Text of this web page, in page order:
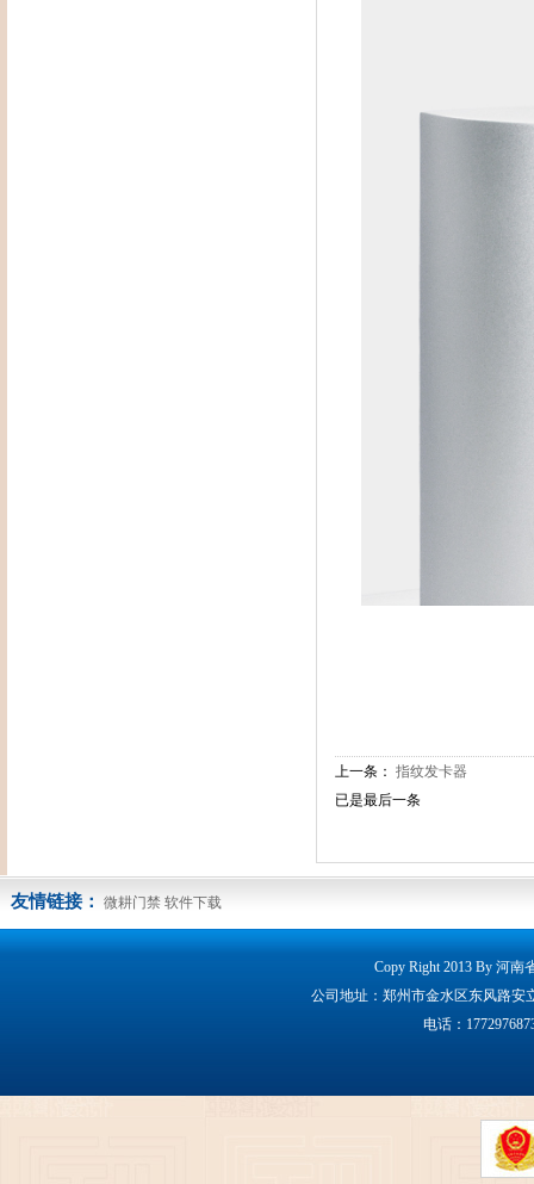
上一条： 指纹发卡器
已是最后一条
友情链接： 微耕门禁 软件下载
Copy Right 2013 By 河南
公司地址：郑州市金水区东风路安
电话：